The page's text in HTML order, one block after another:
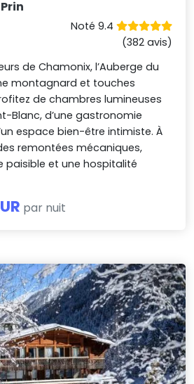
Noté 9.4
(382 avis)
de Chamonix, l’Auberge du
montagnard et touches
de chambres lumineuses
Blanc, d’une gastronomie
espace bien-être intimiste. À
remontées mécaniques,
paisible et une hospitalité
par nuit